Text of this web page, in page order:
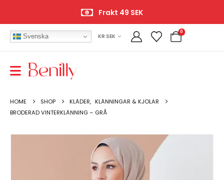
Frakt 49 SEK
Svenska KR SEK
0
HOME SHOP KLÄDER, KLÄNNINGAR & KJOLAR
BRODERAD VINTERKLÄNNING – GRÅ